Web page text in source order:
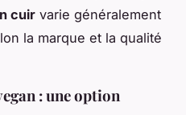
cuir varie généralement
la marque et la qualité
: une option